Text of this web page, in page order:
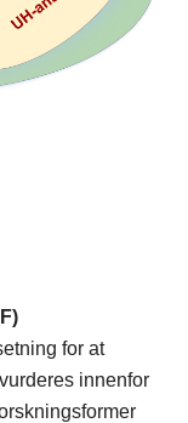
for at
innenfor